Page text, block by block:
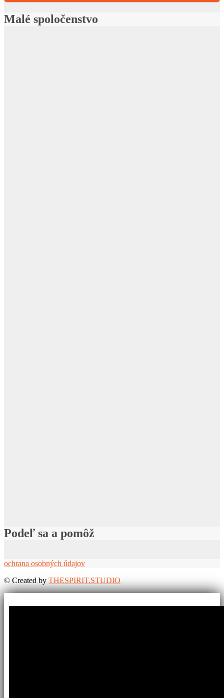
Malé spoločenstvo
Podeľ sa a pomôž
ochrana osobných údajov
© Created by THESPIRIT.STUDIO